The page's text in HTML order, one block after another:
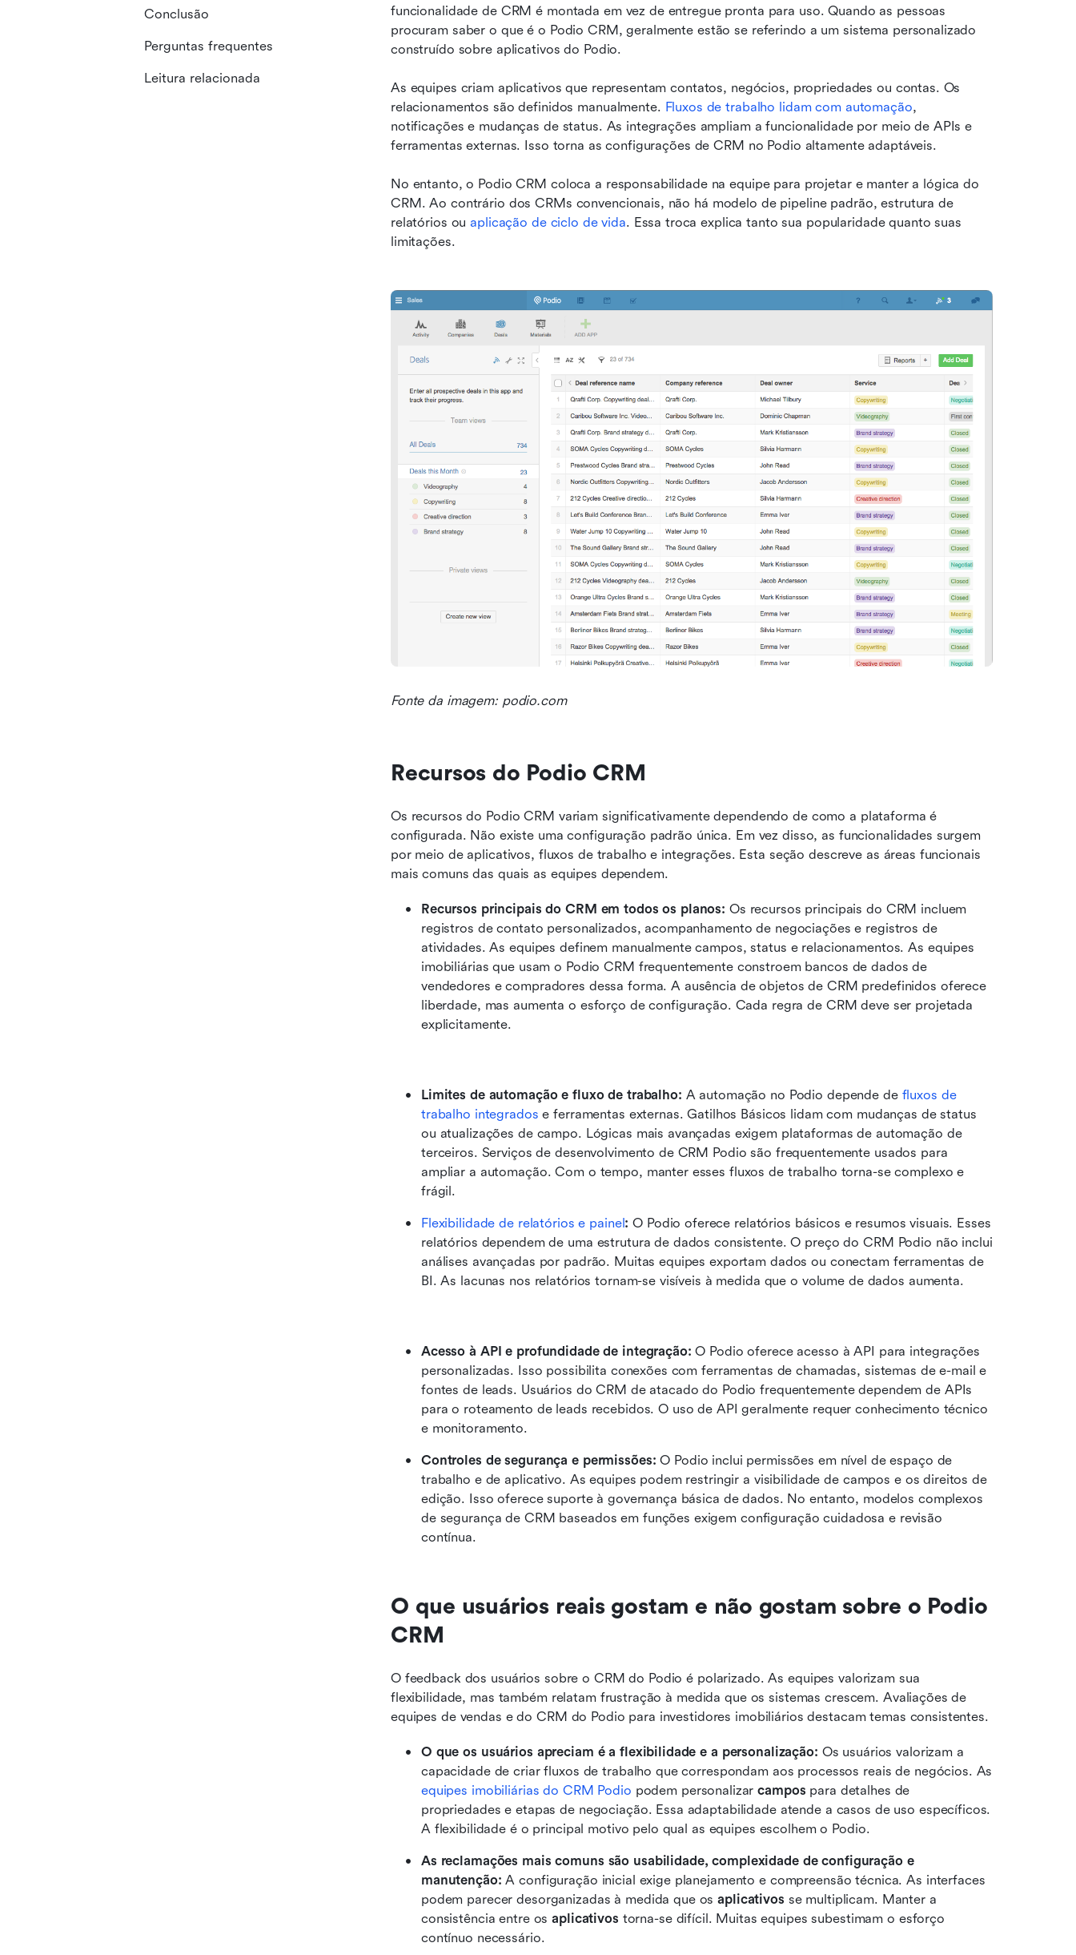
funcionalidade de CRM é montada em vez de entregue pronta para uso. Quando as pessoas
procuram saber o que é o Podio CRM, geralmente estão se referindo a um sistema personalizado
construído sobre aplicativos do Podio.
As equipes criam aplicativos que representam contatos, negócios, propriedades ou contas. Os
relacionamentos são definidos manualmente. Fluxos de trabalho lidam com automação,
notificações e mudanças de status. As integrações ampliam a funcionalidade por meio de APIs e
ferramentas externas. Isso torna as configurações de CRM no Podio altamente adaptáveis.
No entanto, o Podio CRM coloca a responsabilidade na equipe para projetar e manter a lógica do
CRM. Ao contrário dos CRMs convencionais, não há modelo de pipeline padrão, estrutura de
relatórios ou aplicação de ciclo de vida. Essa troca explica tanto sua popularidade quanto suas
limitações.
Fonte da imagem: podio.com
Recursos do Podio CRM
Os recursos do Podio CRM variam significativamente dependendo de como a plataforma é
configurada. Não existe uma configuração padrão única. Em vez disso, as funcionalidades surgem
por meio de aplicativos, fluxos de trabalho e integrações. Esta seção descreve as áreas funcionais
mais comuns das quais as equipes dependem.
Recursos principais do CRM em todos os planos: Os recursos principais do CRM incluem
registros de contato personalizados, acompanhamento de negociações e registros de
atividades. As equipes definem manualmente campos, status e relacionamentos. As equipes
imobiliárias que usam o Podio CRM frequentemente constroem bancos de dados de
vendedores e compradores dessa forma. A ausência de objetos de CRM predefinidos oferece
liberdade, mas aumenta o esforço de configuração. Cada regra de CRM deve ser projetada
explicitamente.
Limites de automação e fluxo de trabalho: A automação no Podio depende de fluxos de
trabalho integrados e ferramentas externas. Gatilhos Básicos lidam com mudanças de status
ou atualizações de campo. Lógicas mais avançadas exigem plataformas de automação de
terceiros. Serviços de desenvolvimento de CRM Podio são frequentemente usados para
ampliar a automação. Com o tempo, manter esses fluxos de trabalho torna-se complexo e
frágil.
Flexibilidade de relatórios e painel: O Podio oferece relatórios básicos e resumos visuais. Esses
relatórios dependem de uma estrutura de dados consistente. O preço do CRM Podio não inclui
análises avançadas por padrão. Muitas equipes exportam dados ou conectam ferramentas de
BI. As lacunas nos relatórios tornam-se visíveis à medida que o volume de dados aumenta.
Acesso à API e profundidade de integração: O Podio oferece acesso à API para integrações
personalizadas. Isso possibilita conexões com ferramentas de chamadas, sistemas de e-mail e
fontes de leads. Usuários do CRM de atacado do Podio frequentemente dependem de APIs
para o roteamento de leads recebidos. O uso de API geralmente requer conhecimento técnico
e monitoramento.
Controles de segurança e permissões: O Podio inclui permissões em nível de espaço de
trabalho e de aplicativo. As equipes podem restringir a visibilidade de campos e os direitos de
edição. Isso oferece suporte à governança básica de dados. No entanto, modelos complexos
de segurança de CRM baseados em funções exigem configuração cuidadosa e revisão
contínua.
O que usuários reais gostam e não gostam sobre o Podio
CRM
O feedback dos usuários sobre o CRM do Podio é polarizado. As equipes valorizam sua
flexibilidade, mas também relatam frustração à medida que os sistemas crescem. Avaliações de
equipes de vendas e do CRM do Podio para investidores imobiliários destacam temas consistentes.
O que os usuários apreciam é a flexibilidade e a personalização: Os usuários valorizam a
equipes imobiliárias do CRM Podio podem personalizar campos para detalhes de
propriedades e etapas de negociação. Essa adaptabilidade atende a casos de uso específicos.
A flexibilidade é o principal motivo pelo qual as equipes escolhem o Podio.
As reclamações mais comuns são usabilidade, complexidade de configuração e
manutenção: A configuração inicial exige planejamento e compreensão técnica. As interfaces
podem parecer desorganizadas à medida que os aplicativos se multiplicam. Manter a
consistência entre os aplicativos torna-se difícil. Muitas equipes subestimam o esforço
contínuo necessário.
Conclusão
Perguntas frequentes
Leitura relacionada